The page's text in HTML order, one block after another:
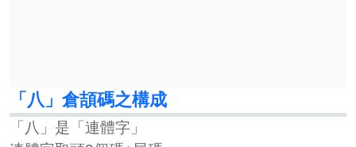
「八」倉頡碼之構成
「八」是「連體字」